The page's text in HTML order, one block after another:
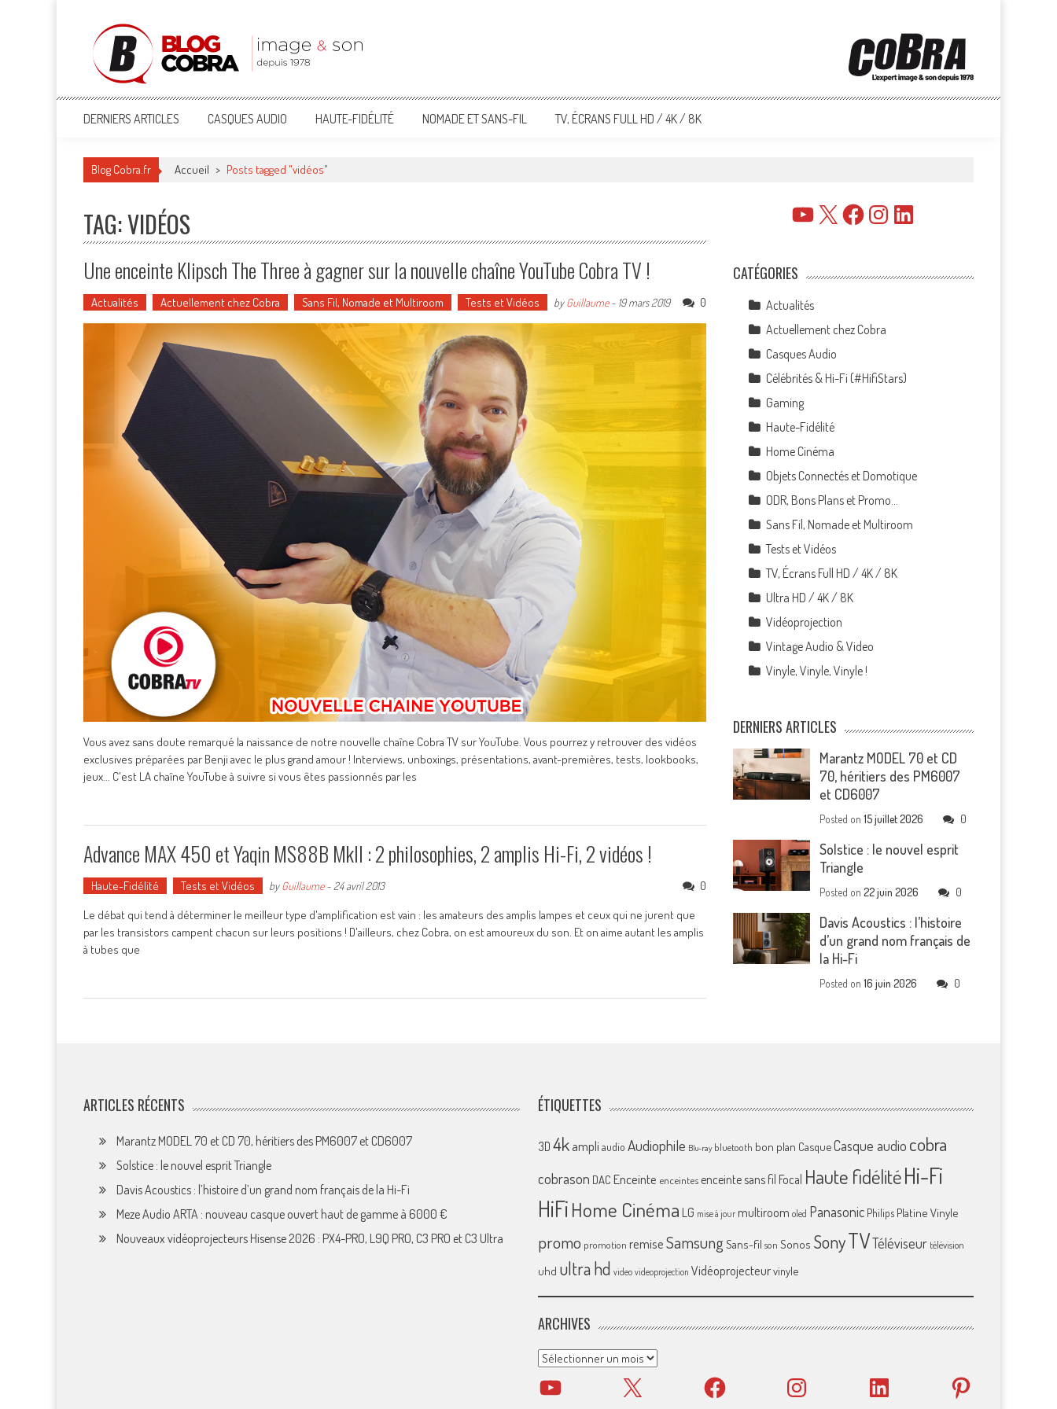
Blog Cobra
Toute l'actu Image & Son !
DERNIERS ARTICLES CASQUES AUDIO HAUTE-FIDÉLITÉ NOMADE ET SANS-FIL TV, ÉCRANS FULL HD / 4K / 8K
Blog Cobra.fr Accueil > Posts tagged "vidéos"
TAG: VIDÉOS
Une enceinte Klipsch The Three à gagner sur la nouvelle chaîne YouTube Cobra TV !
Actualités Actuellement chez Cobra Sans Fil, Nomade et Multiroom Tests et Vidéos byGuillaume- 19 mars 2019 0
Vous avez sans doute remarqué la naissance de notre nouvelle chaîne Cobra TV sur YouTube. Vous pourrez y retrouver des vidéos
exclusives préparées par Benji avec le plus grand amour ! Interviews, unboxings, présentations, avant-premières, tests, lookbooks,
jeux... C'est LA chaîne YouTube à suivre si vous êtes passionnés par les
Advance MAX 450 et Yaqin MS88B MkII : 2 philosophies, 2 amplis Hi-Fi, 2 vidéos !
Haute-Fidélité Tests et Vidéos byGuillaume- 24 avril 2013
0
Le débat qui tend à déterminer le meilleur type d'amplification est vain : les amateurs des amplis lampes et ceux qui ne jurent que
par les transistors campent chacun sur leurs positions ! D'ailleurs, chez Cobra, on est amoureux du son. Et on aime autant les amplis
à tubes que
YouTube
X FacebookInstagramLinkedIn
CATÉGORIES
Actualités
Actuellement chez Cobra
Casques Audio
Célébrités & Hi-Fi (#HifiStars)
Gaming
Haute-Fidélité
Home Cinéma
Objets Connectés et Domotique
ODR, Bons Plans et Promo…
Sans Fil, Nomade et Multiroom
Tests et Vidéos
TV, Écrans Full HD / 4K / 8K
Ultra HD / 4K / 8K
Vidéoprojection
Vintage Audio & Video
Vinyle, Vinyle, Vinyle !
DERNIERS ARTICLES
Marantz MODEL 70 et CD
70, héritiers des PM6007
et CD6007
Posted on15 juillet 2026 0
Solstice : le nouvel esprit
Triangle
Posted on22 juin 2026 0
Davis Acoustics : l’histoire
d’un grand nom français de
la Hi-Fi
Posted on16 juin 2026 0
ARTICLES RÉCENTS
Marantz MODEL 70 et CD 70, héritiers des PM6007 et CD6007
Solstice : le nouvel esprit Triangle
Davis Acoustics : l’histoire d’un grand nom français de la Hi-Fi
Meze Audio ARTA : nouveau casque ouvert haut de gamme à 6000 €
Nouveaux vidéoprojecteurs Hisense 2026 : PX4-PRO, L9Q PRO, C3 PRO et C3 Ultra
ÉTIQUETTES
3D 4k ampliaudio Audiophile Blu-ray bluetooth bon plan CasqueCasque audio cobra
cobrason DAC Enceinte enceintes enceinte sans fil Focal Haute fidélitéHi-Fi
HiFiHome Cinéma LG mise à jour multiroom oled Panasonic Philips Platine Vinyle
promo promotion remiseSamsungSans-fil son Sonos SonyTVTéléviseur télévision
uhd ultra hd video videoprojection Vidéoprojecteurvinyle
ARCHIVES
Archives
YouTube X Facebook Instagram LinkedIn Pinterest